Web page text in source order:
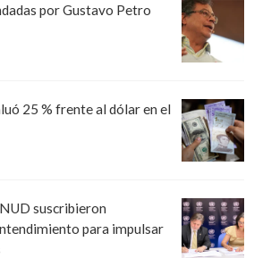
por Gustavo Petro
25 % frente al dólar en el
suscribieron
para impulsar